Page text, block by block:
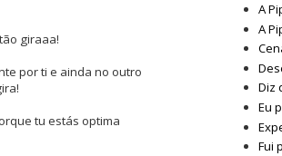
giraaa!
por ti e ainda no outro
tu estás optima
A
A
Diz
Eu
Fui